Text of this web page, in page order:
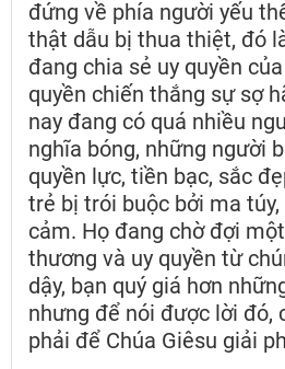
đứng về phía người yếu
thật dẫu bị thua thiệt, đó
đang chia sẻ uy quyền
quyền chiến thắng sự sợ
nay đang có quá nhiều
nghĩa bóng, những người
quyền lực, tiền bạc, sắc
trẻ bị trói buộc bởi ma
cảm. Họ đang chờ đợi
thương và uy quyền từ
dậy, bạn quý giá hơn
nhưng để nói được lời đó,
phải để Chúa Giêsu giải